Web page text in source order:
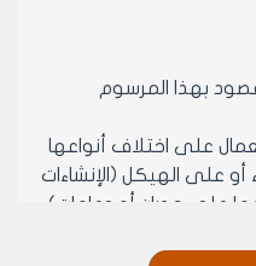
بهذا المرسوم
على اختلاف أنواعها
أو على الهيكل (الإنشاءات
على جدران أو دعامات).